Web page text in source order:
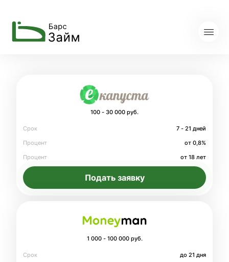
100 - 30 000 руб.
Срок
7 - 21 дней
Процент
от 0,8%
Процент
от 18 лет
Подать заявку
1 000 - 100 000 руб.
Срок
до 21 дня